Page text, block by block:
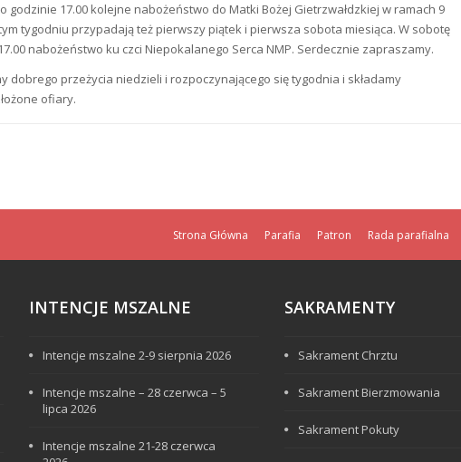
godzinie 17.00 kolejne nabożeństwo do Matki Bożej Gietrzwałdzkiej w ramach 9
tygodniu przypadają też pierwszy piątek i pierwsza sobota miesiąca. W sobotę
nabożeństwo ku czci Niepokalanego Serca NMP. Serdecznie zapraszamy.
dobrego przeżycia niedzieli i rozpoczynającego się tygodnia i składamy
ofiary.
Strona Główna Parafia Patron Rada parafialna
INTENCJE MSZALNE
Intencje mszalne 2-9 sierpnia 2026
Intencje mszalne – 28 czerwca – 5
lipca 2026
Intencje mszalne 21-28 czerwca
SAKRAMENTY
Sakrament Chrztu
Sakrament Bierzmowania
Sakrament Pokuty